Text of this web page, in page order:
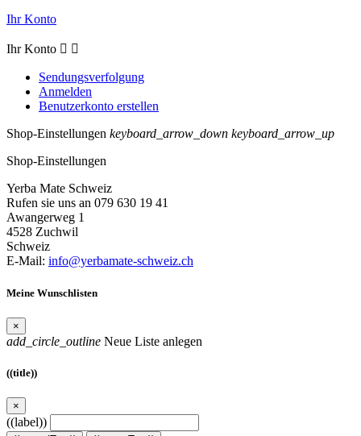
Ihr Konto
Ihr Konto  
Sendungsverfolgung
Anmelden
Benutzerkonto erstellen
Shop-Einstellungen keyboard_arrow_down keyboard_arrow_up
Shop-Einstellungen
Yerba Mate Schweiz
Rufen sie uns an 079 630 19 41
Awangerweg 1
4528 Zuchwil
Schweiz
E-Mail: info@yerbamate-schweiz.ch
Meine Wunschlisten
×
add_circle_outline Neue Liste anlegen
((title))
×
((label))